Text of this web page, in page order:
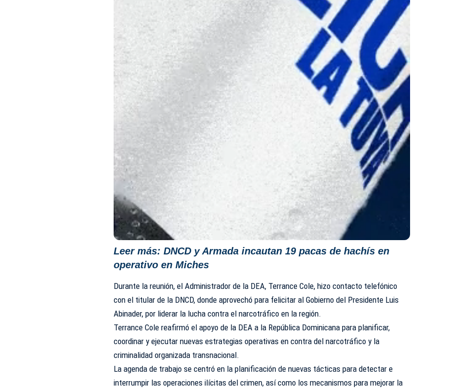
Leer más:DNCD y Armada incautan 19 pacas de hachís en
operativo en Miches
Durante la reunión, el Administrador de la DEA, Terrance Cole, hizo contacto telefónico
con el titular de la DNCD, donde aprovechó para felicitar al Gobierno del Presidente Luis
Abinader, por liderar la lucha contra el narcotráfico en la región.
Terrance Cole reafirmó el apoyo de la DEA a la República Dominicana para planificar,
coordinar y ejecutar nuevas estrategias operativas en contra del narcotráfico y la
criminalidad organizada transnacional.
La agenda de trabajo se centró en la planificación de nuevas tácticas para detectar e
interrumpir las operaciones ilícitas del crimen, así como los mecanismos para mejorar la